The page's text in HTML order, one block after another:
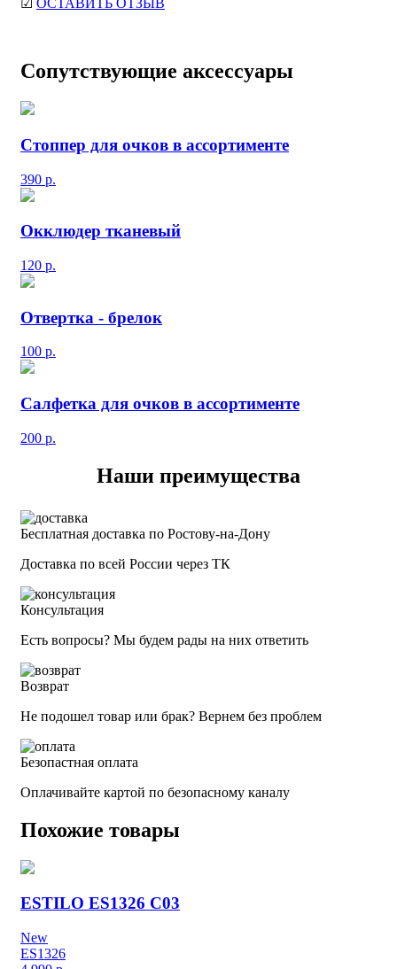
☑ ОСТАВИТЬ ОТЗЫВ
Сопутствующие аксессуары
Стоппер для очков в ассортименте
390 р.
Окклюдер тканевый
120 р.
Отвертка - брелок
100 р.
Салфетка для очков в ассортименте
200 р.
Наши преимущества
Бесплатная доставка по Ростову-на-Дону
Доставка по всей России через ТК
Консультация
Есть вопросы? Мы будем рады на них ответить
Возврат
Не подошел товар или брак? Вернем без проблем
Безопастная оплата
Оплачивайте картой по безопасному каналу
Похожие товары
ESTILO ES1326 C03
New
ES1326